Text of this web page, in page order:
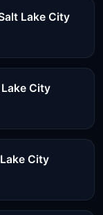
Lake City
City
City